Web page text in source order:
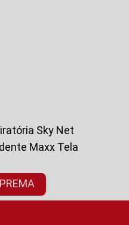
Sky Net
Maxx Tela